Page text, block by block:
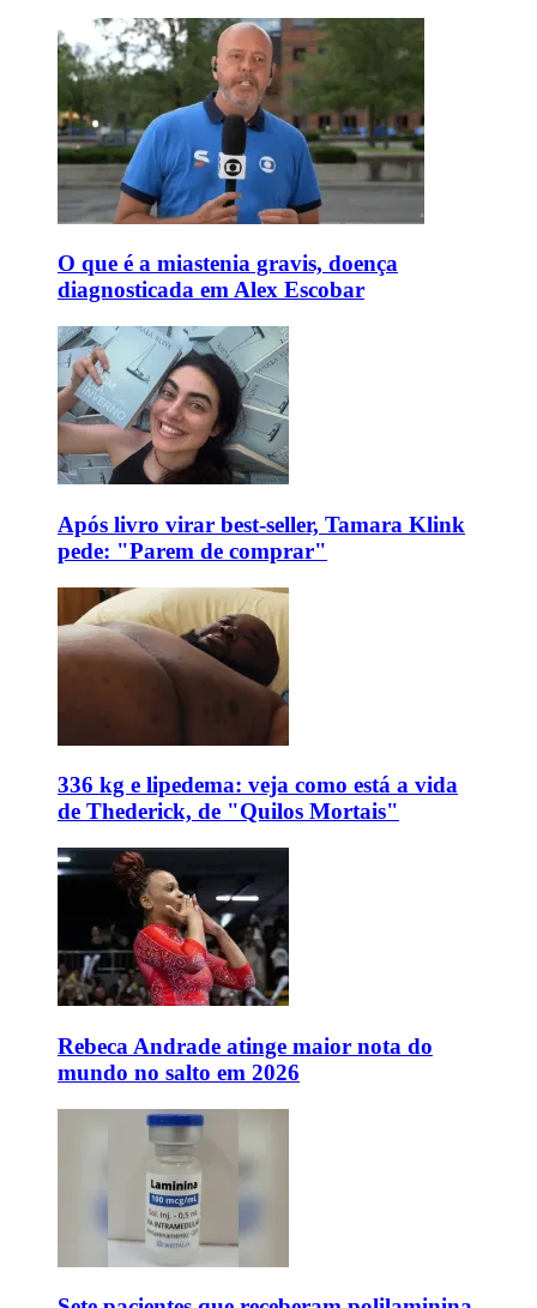
O que é a miastenia gravis, doença
diagnosticada em Alex Escobar
Após livro virar best-seller, Tamara Klink
pede: "Parem de comprar"
336 kg e lipedema: veja como está a vida
de Thederick, de "Quilos Mortais"
Rebeca Andrade atinge maior nota do
mundo no salto em 2026